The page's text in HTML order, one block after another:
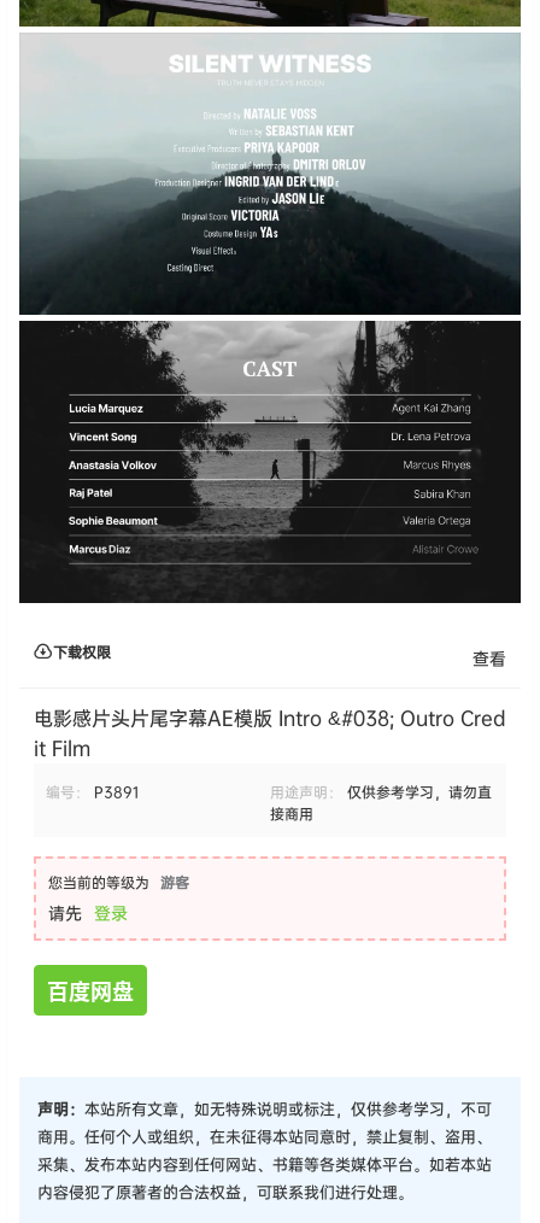
下载权限 查看
电影感片头片尾字幕AE模版 Intro &#038; Outro Cred
it Film
编号： P3891 用途声明：
仅供参考学习，请勿直
接商用
您当前的等级为 游客
请先 登录
百度网盘
声明： 本站所有文章，如无特殊说明或标注，仅供参考学习，不可
商用。任何个人或组织，在未征得本站同意时，禁止复制、盗用、
采集、发布本站内容到任何网站、书籍等各类媒体平台。如若本站
内容侵犯了原著者的合法权益，可联系我们进行处理。